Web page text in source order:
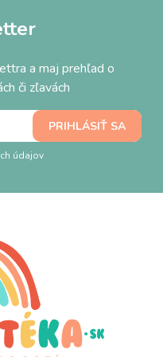
a maj prehľad o
či zľavách
údajov